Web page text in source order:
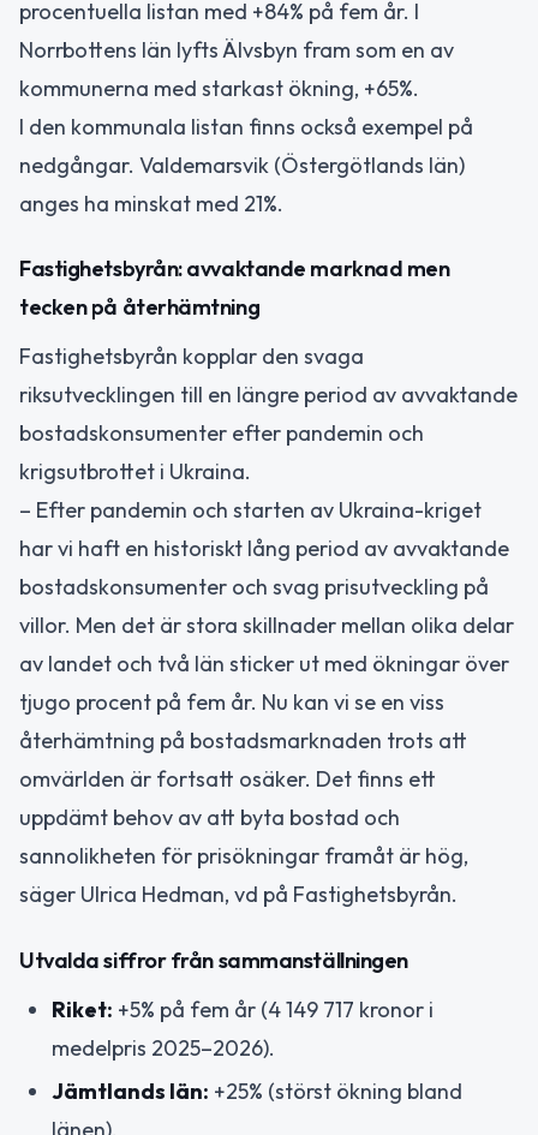
procentuella listan med +84% på fem år. I
Norrbottens län lyfts Älvsbyn fram som en av
kommunerna med starkast ökning, +65%.
I den kommunala listan finns också exempel på
nedgångar. Valdemarsvik (Östergötlands län)
anges ha minskat med 21%.
Fastighetsbyrån: avvaktande marknad men
tecken på återhämtning
Fastighetsbyrån kopplar den svaga
riksutvecklingen till en längre period av avvaktande
bostadskonsumenter efter pandemin och
krigsutbrottet i Ukraina.
– Efter pandemin och starten av Ukraina-kriget
har vi haft en historiskt lång period av avvaktande
bostadskonsumenter och svag prisutveckling på
villor. Men det är stora skillnader mellan olika delar
av landet och två län sticker ut med ökningar över
tjugo procent på fem år. Nu kan vi se en viss
återhämtning på bostadsmarknaden trots att
omvärlden är fortsatt osäker. Det finns ett
uppdämt behov av att byta bostad och
sannolikheten för prisökningar framåt är hög,
säger Ulrica Hedman, vd på Fastighetsbyrån.
Utvalda siffror från sammanställningen
Riket: +5% på fem år (4 149 717 kronor i
medelpris 2025–2026).
Jämtlands län: +25% (störst ökning bland